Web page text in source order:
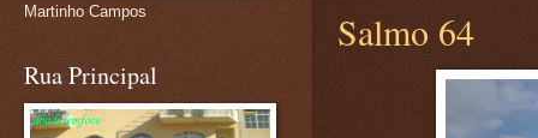
Salmo 64
Martinho Campos
Rua Principal